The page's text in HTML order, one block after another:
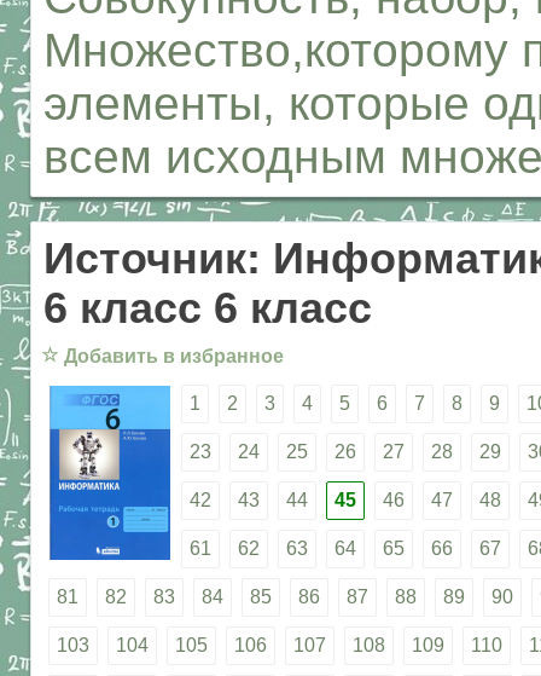
Множество,которому
элементы, которые
всем исходным
Источник:
6 класс 6 класс
☆ Добавить в избранное
1 2 3 4 5 6 7 8 9
23 24 25 26 27 28 29
42 43 44 45 46 47 48
61 62 63 64 65 66 67
81 82 83 84 85 86 87 88 89 90
103 104 105 106 107 108 109 110